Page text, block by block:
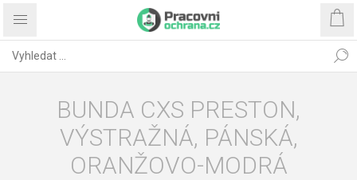
BUNDA CXS PRESTON,
VÝSTRAŽNÁ, PÁNSKÁ,
ORANŽOVO-MODRÁ